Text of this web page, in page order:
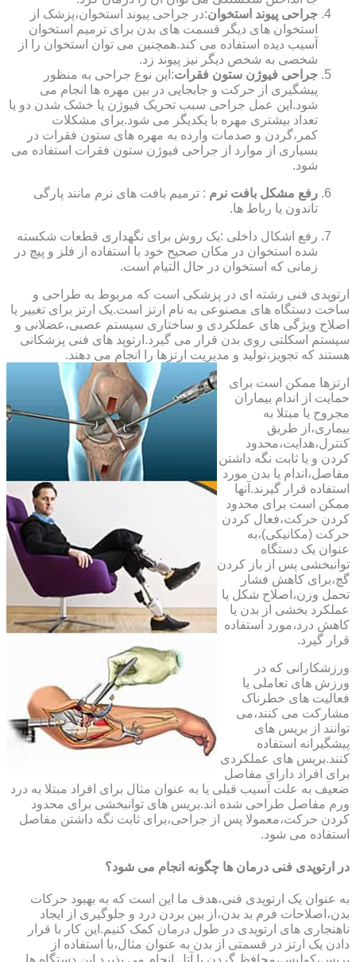
جراحی پیوند استخوان:در جراحی پیوند استخوان،پزشک از
استخوان های دیگر قسمت های بدن برای ترمیم استخوان
آسیب دیده استفاده می کند.همچنین می توان استخوان را از
شخصی به شخص دیگر نیز پیوند زد.
جراحی فیوژن ستون فقرات:این نوع جراحی به منظور
پیشگیری از حرکت و جابجایی در بین مهره ها انجام می
شود.این عمل جراحی سبب تحریک فیوژن یا خشک شدن دو یا
تعداد بیشتری مهره با یکدیگر می شود.برای مشکلات
کمر،گردن و صدمات وارده به مهره های ستون فقرات در
بسیاری از موارد از جراحی فیوژن ستون فقرات استفاده می
شود.
رفع مشکل بافت نرم : ترمیم بافت های نرم مانند پارگی
تاندون یا رباط ها.
رفع اشکال داخلی :یک روش برای نگهداری قطعات شکسته
شده استخوان در مکان صحیح خود با استفاده از فلز و پیچ در
زمانی که استخوان در حال التیام است.
ارتوپدی فنی رشته ای در پزشکی است که مربوط به طراحی و
ساخت دستگاه های مصنوعی به نام ارتز است.یک ارتز برای تغییر یا
اصلاح ویژگی های عملکردی و ساختاری سیستم عصبی،عضلانی و
سیستم اسکلتی روی بدن قرار می گیرد.ارتوپد های فنی پزشکانی
هستند که تجویز،تولید و مدیریت ارتزها را انجام می دهند.
ارتزها ممکن است برای
حمایت از اندام بیماران
مجروح یا مبتلا به
بیماری،از طریق
کنترل،هدایت،محدود
کردن و یا ثابت نگه داشتن
مفاصل،اندام یا بدن مورد
استفاده قرار گیرند.آنها
ممکن است برای محدود
کردن حرکت،فعال کردن
حرکت (مکانیکی)،به
عنوان یک دستگاه
توانبخشی پس از باز کردن
گچ،برای کاهش فشار
تحمل وزن،اصلاح شکل یا
عملکرد بخشی از بدن یا
کاهش درد،مورد استفاده
قرار گیرد.
ورزشکارانی که در
ورزش های تعاملی یا
فعالیت های خطرناک
مشارکت می کنند،می
توانند از بریس های
پیشگیرانه استفاده
کنند.بریس های عملکردی
برای افراد دارای مفاصل
ضعیف به علت آسیب قبلی یا به عنوان مثال برای افراد مبتلا به درد
ورم مفاصل طراحی شده اند.بریس های توانبخشی برای محدود
کردن حرکت،معمولا پس از جراحی،برای ثابت نگه داشتن مفاصل
استفاده می شود.
در ارتوپدی فنی درمان ها چگونه انجام می شود؟
به عنوان یک ارتوپدی فنی،هدف ما این است که به بهبود حرکات
بدن،اصلاحات فرم بد بدن،از بین بردن درد و جلوگیری از ایجاد
ناهنجاری های ارتوپدی در طول درمان کمک کنیم.این کار با قرار
دادن یک ارتز در قسمتی از بدن به عنوان مثال،با استفاده از
بریس،کولیس،محافظ گردن یا آتل انجام می پذیرد.این دستگاه ها